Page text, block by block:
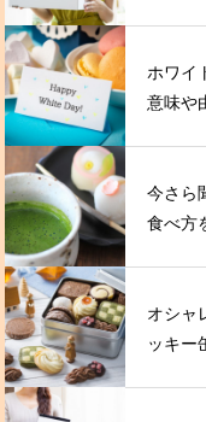
ホワイ
意味や
今さら
食べ方
オシャ
ッキー